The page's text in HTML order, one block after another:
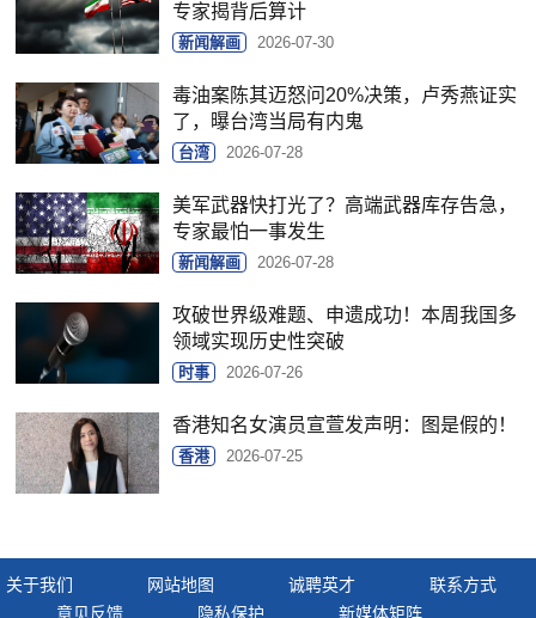
专家揭背后算计
新闻解画 2026-07-30
毒油案陈其迈怒问20%决策，卢秀燕证实
了，曝台湾当局有内鬼
台湾 2026-07-28
美军武器快打光了？高端武器库存告急，
专家最怕一事发生
新闻解画 2026-07-28
攻破世界级难题、申遗成功！本周我国多
领域实现历史性突破
时事 2026-07-26
香港知名女演员宣萱发声明：图是假的！
香港 2026-07-25
关于我们 网站地图 诚聘英才
联系方式
意见反馈
隐私保护 新媒体矩阵